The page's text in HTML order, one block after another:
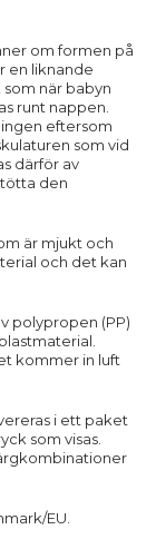
om formen på
en liknande
när babyn
runt nappen.
eftersom
som vid
därför av
den
är mjukt och
och det kan
polypropen (PP)
kommer in luft
i ett paket
som visas.
EU.